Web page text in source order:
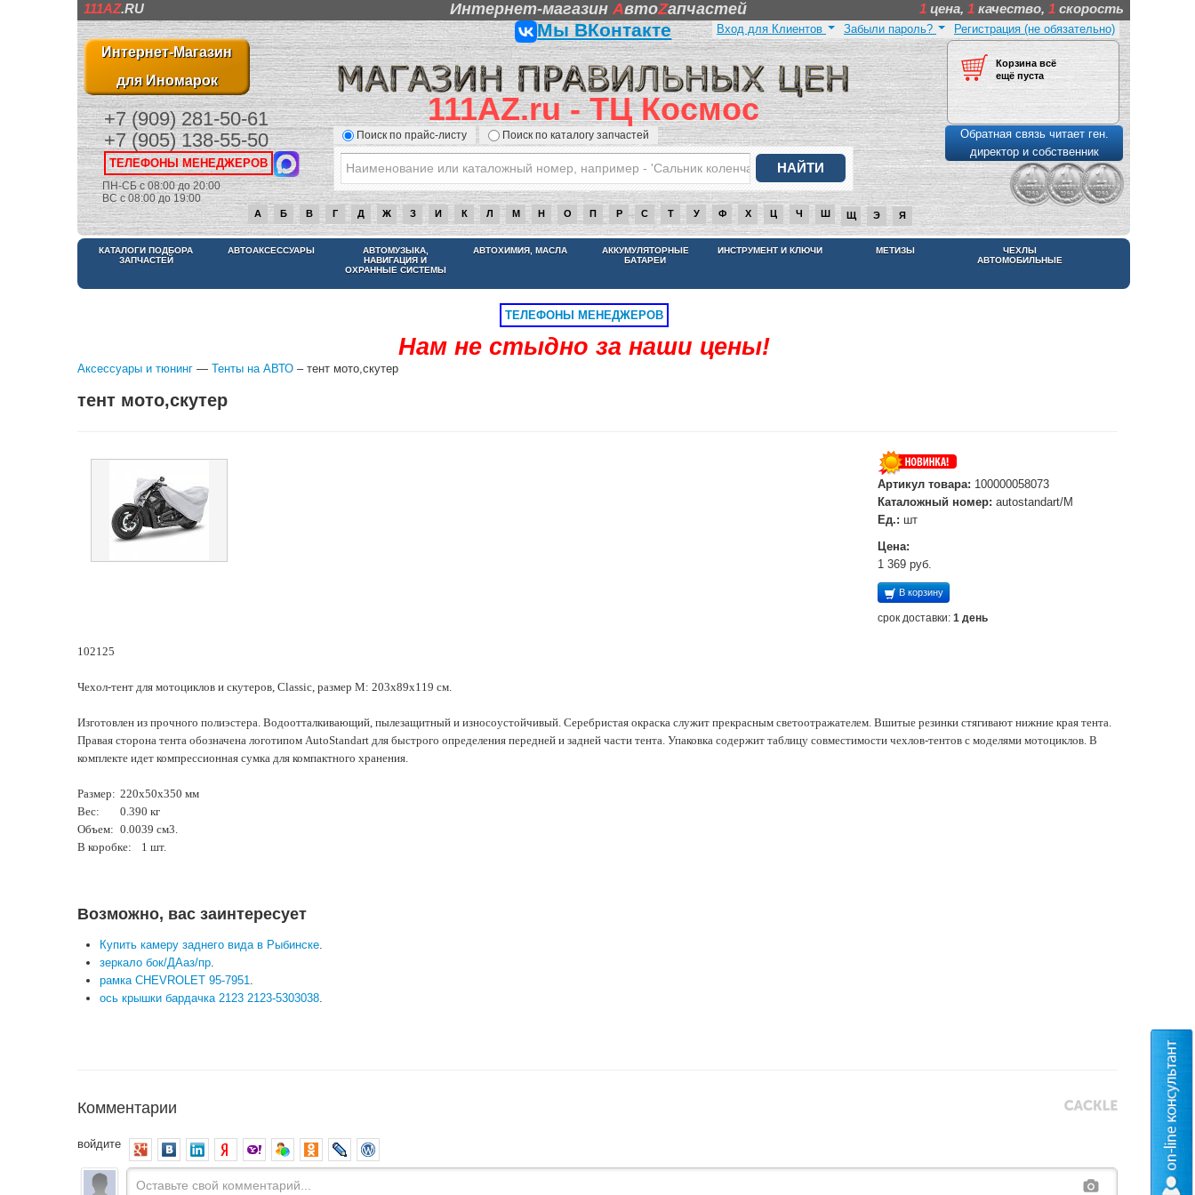
111AZ.RU Интернет-магазинAвтоZапчастей 1 цена, 1 качество, 1 скорость
Интернет-Магазин
для Иномарок
+7 (909) 281-50-61
+7 (905) 138-55-50
ТЕЛЕФОНЫ МЕНЕДЖЕРОВ
ПН-СБ с 08:00 до 20:00
ВС с 08:00 до 19:00
Мы ВКонтакте
111AZ.ru - ТЦ Космос
Поиск по прайс-листу Поиск по каталогу запчастей
Регистрация (не обязательно)
Забыли пароль?
Вход для Клиентов
Корзина всё
ещё пуста
Обратная связь читает ген.
директор и собственник
А Б В Г Д Ж З И К Л М Н О П Р С Т У Ф Х Ц Ч Ш Щ Э Я
НАМ НЕ СТЫДНО ЗА НАШИ ЦЕНЫ
КАТАЛОГИ ПОДБОРА
ЗАПЧАСТЕЙ
АВТОАКСЕССУАРЫ
АВТОМУЗЫКА,
НАВИГАЦИЯ И
ОХРАННЫЕ СИСТЕМЫ
АВТОХИМИЯ, МАСЛА
АККУМУЛЯТОРНЫЕ
БАТАРЕИ
ИНСТРУМЕНТ И КЛЮЧИ МЕТИЗЫ
ЧЕХЛЫ
АВТОМОБИЛЬНЫЕ
ТЕЛЕФОНЫ МЕНЕДЖЕРОВ
Нам не стыдно за наши цены!
Аксессуары и тюнинг — Тенты на АВТО – тент мото,скутер
тент мото,скутер
Артикул товара: 100000058073
Каталожный номер: autostandart/M
Ед.: шт
Цена:
1 369 руб.
В корзину
срок доставки: 1 день
102125
Чехол-тент для мотоциклов и скутеров, Classic, размер M: 203х89х119 см.
Изготовлен из прочного полиэстера. Водоотталкивающий, пылезащитный и износоустойчивый. Серебристая окраска служит прекрасным светоотражателем. Вшитые резинки стягивают нижние края тента.
Правая сторона тента обозначена логотипом AutoStandart для быстрого определения передней и задней части тента. Упаковка содержит таблицу совместимости чехлов-тентов с моделями мотоциклов. В
комплекте идет компрессионная сумка для компактного хранения.
Размер: 220х50х350 мм
Вес:
0.390 кг
Объем: 0.0039 cм3.
В коробке:
1 шт.
Возможно, вас заинтересует
Купить камеру заднего вида в Рыбинске.
зеркало бок/ДАаз/пр.
рамка CHEVROLET 95-7951.
ось крышки бардачка 2123 2123-5303038.
Комментарии
войдите